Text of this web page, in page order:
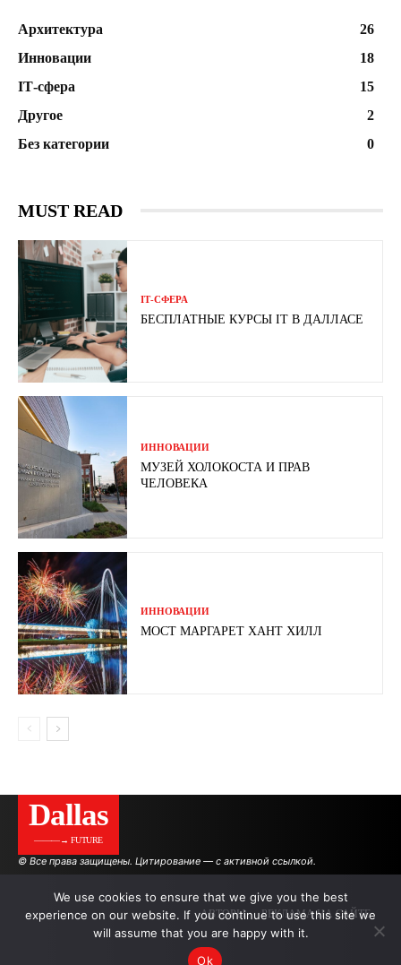
Архитектура
26
Инновации
18
ІТ-сфера
15
Другое
2
Без категории
0
MUST READ
ІТ-СФЕРА
БЕСПЛАТНЫЕ КУРСЫ IT В ДАЛЛАСЕ
ИННОВАЦИИ
МУЗЕЙ ХОЛОКОСТА И ПРАВ
ЧЕЛОВЕКА
ИННОВАЦИИ
МОСТ МАРГАРЕТ ХАНТ ХИЛЛ
Dallas
———→ FUTURE
© Все права защищены. Цитирование — с активной ссылкой.
АВТОРЫ РЕКЛАМА НА САЙТЕ
We use cookies to ensure that we give you the best
experience on our website. If you continue to use this site we
will assume that you are happy with it.
Ok